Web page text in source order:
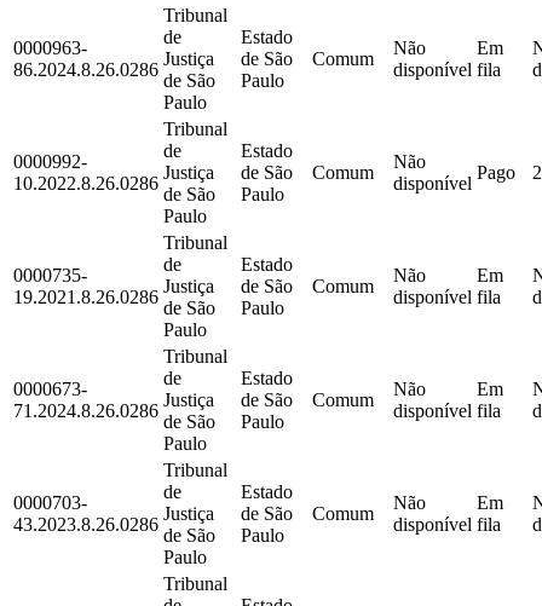
0000963-
86.2024.8.26.0286
Tribunal
de
Justiça
de São
Paulo
Estado
de São
Paulo
Comum
Não
disponível
Em
fila
0000992-
10.2022.8.26.0286
Tribunal
de
Justiça
de São
Paulo
Estado
de São
Paulo
Comum
Não
disponível
Pago
0000735-
19.2021.8.26.0286
Tribunal
de
Justiça
de São
Paulo
Estado
de São
Paulo
Comum
Não
disponível
Em
fila
0000673-
71.2024.8.26.0286
Tribunal
de
Justiça
de São
Paulo
Estado
de São
Paulo
Comum
Não
disponível
Em
fila
0000703-
43.2023.8.26.0286
Tribunal
de
Justiça
de São
Paulo
Estado
de São
Paulo
Comum
Não
disponível
Em
fila
Tribunal